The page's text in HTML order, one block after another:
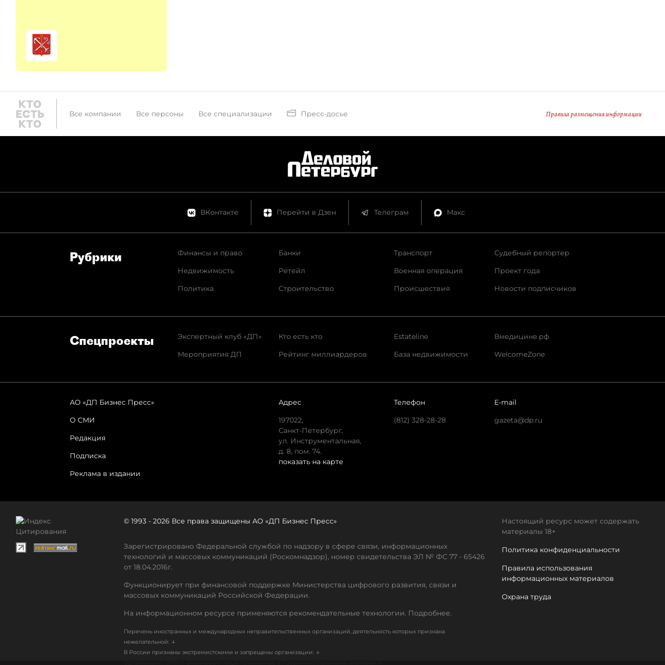
Генерального плана
Санкт-Петербурга"
Все компании Все персоны Все специализации Пресс-досье Правила размещения информации
ВКонтакте Перейти в Дзен Телеграм Макс
Рубрики
Финансы и право
Недвижимость
Политика
Банки
Ретейл
Строительство
Транспорт
Военная операция
Происшествия
Судебный репортер
Проект года
Новости подписчиков
Спец­проекты
Экспертный клуб «ДП»
Мероприятия ДП
Кто есть кто
Рейтинг миллиардеров
Estateline
База недвижимости
Вмедицине.рф
WelcomeZone
АО «ДП Бизнес Пресс»
О СМИ
Редакция
Подписка
Реклама в издании
Адрес
197022,
Санкт-Петербург,
ул. Инструментальная,
д. 8, пом. 74.
показать на карте
Телефон
(812) 328-28-28
E-mail
gazeta@dp.ru
© 1993 - 2026 Все права защищены АО «ДП Бизнес Пресс»
Зарегистрировано Федеральной службой по надзору в сфере связи, информационных
технологий и массовых коммуникаций (Роскомнадзор), номер свидетельства ЭЛ № ФС 77 - 65426
от 18.04.2016г.
Функционирует при финансовой поддержке Министерства цифрового развития, связи и
массовых коммуникаций Российской Федерации.
На информационном ресурсе применяются рекомендательные технологии. Подробнее.
Перечень иностранных и международных неправительственных организаций, деятельность которых признана
нежелательной: ↓
В России признаны экстремистскими и запрещены организации: ↓
Настоящий ресурс может содержать
материалы 18+
Политика конфиденциальности
Правила использования
информационных материалов
Охрана труда